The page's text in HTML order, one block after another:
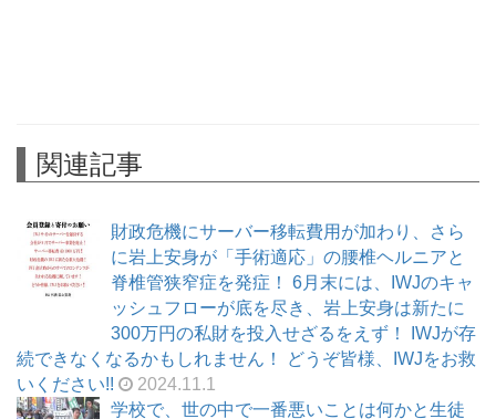
関連記事
財政危機にサーバー移転費用が加わり、さら
に岩上安身が「手術適応」の腰椎ヘルニアと
脊椎管狭窄症を発症！ 6月末には、IWJのキャ
ッシュフローが底を尽き、岩上安身は新たに
300万円の私財を投入せざるをえず！ IWJが存
続できなくなるかもしれません！ どうぞ皆様、IWJをお救
いください!!
2024.11.1
学校で、世の中で一番悪いことは何かと生徒